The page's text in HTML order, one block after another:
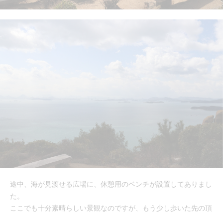
途中、海が見渡せる広場に、休憩用のベンチが設置してありまし
た。
ここでも十分素晴らしい景観なのですが、もう少し歩いた先の頂